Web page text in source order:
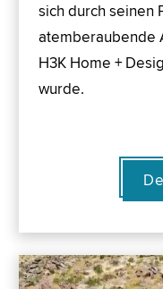
sich durch seinen
atemberaubende
H3K Home +
wurde.